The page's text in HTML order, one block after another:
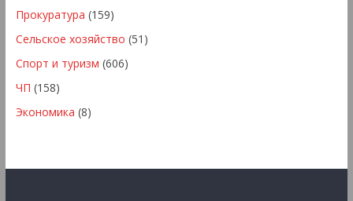
Прокуратура (159)
Сельское хозяйство (51)
Спорт и туризм (606)
ЧП (158)
Экономика (8)